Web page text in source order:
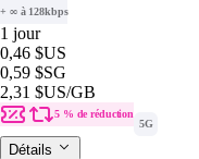
+ ∞ à 128kbps
1 jour
0,46 $US
0,59 $SG
2,31 $US/GB
5 % de réduction
5G
Détails